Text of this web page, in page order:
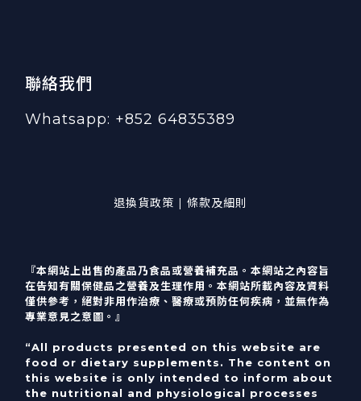
聯絡我們
Whatsapp: +852 64835389
退換貨政策 | 條款及細則
『本網站上出售的產品乃食品或營養補充品。本網站之內容旨
在告知有關保健品之營養及生理作用。本網站所載內容及資料
僅供參考，絕對非用作治療、醫療或預防任何疾病，並無作為
專業意見之意圖。』
“All products presented on this website are
food or dietary supplements. The content on
this website is only intended to inform about
the nutritional and physiological processes